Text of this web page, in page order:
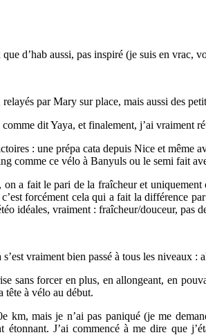
d’hab aussi, pas inspiré (je suis en vrac,
par Mary sur place, mais aussi des
dit Yaya, et finalement, j’ai vraiment
: une prépa cata depuis Nice et
comme ce vélo à Banyuls ou le semi fait
a fait le pari de la fraîcheur et
forcément cela qui a fait la différence
idéales, vraiment : fraîcheur/douceur, pas
s’est vraiment bien passé à tous les
sans forcer en plus, en allongeant, en
tête à vélo au début.
mais je n’ai pas paniqué (je me
étonnant. J’ai commencé à me dire